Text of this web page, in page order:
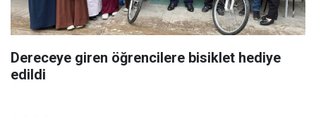
Dereceye giren öğrencilere bisiklet hediye
edildi